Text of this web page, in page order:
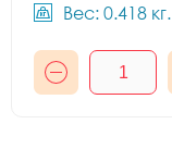
Вес: 0.418 кг.